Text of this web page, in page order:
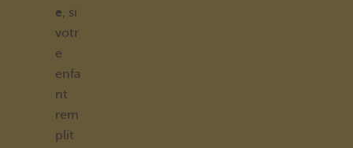
e, si
votr
e
enfa
nt
rem
plit